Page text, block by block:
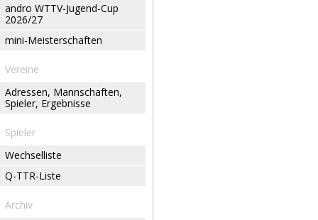
andro WTTV-Jugend-Cup
2026/27
mini-Meisterschaften
Vereine
Adressen, Mannschaften,
Spieler, Ergebnisse
Spieler
Wechselliste
Q-TTR-Liste
Archiv